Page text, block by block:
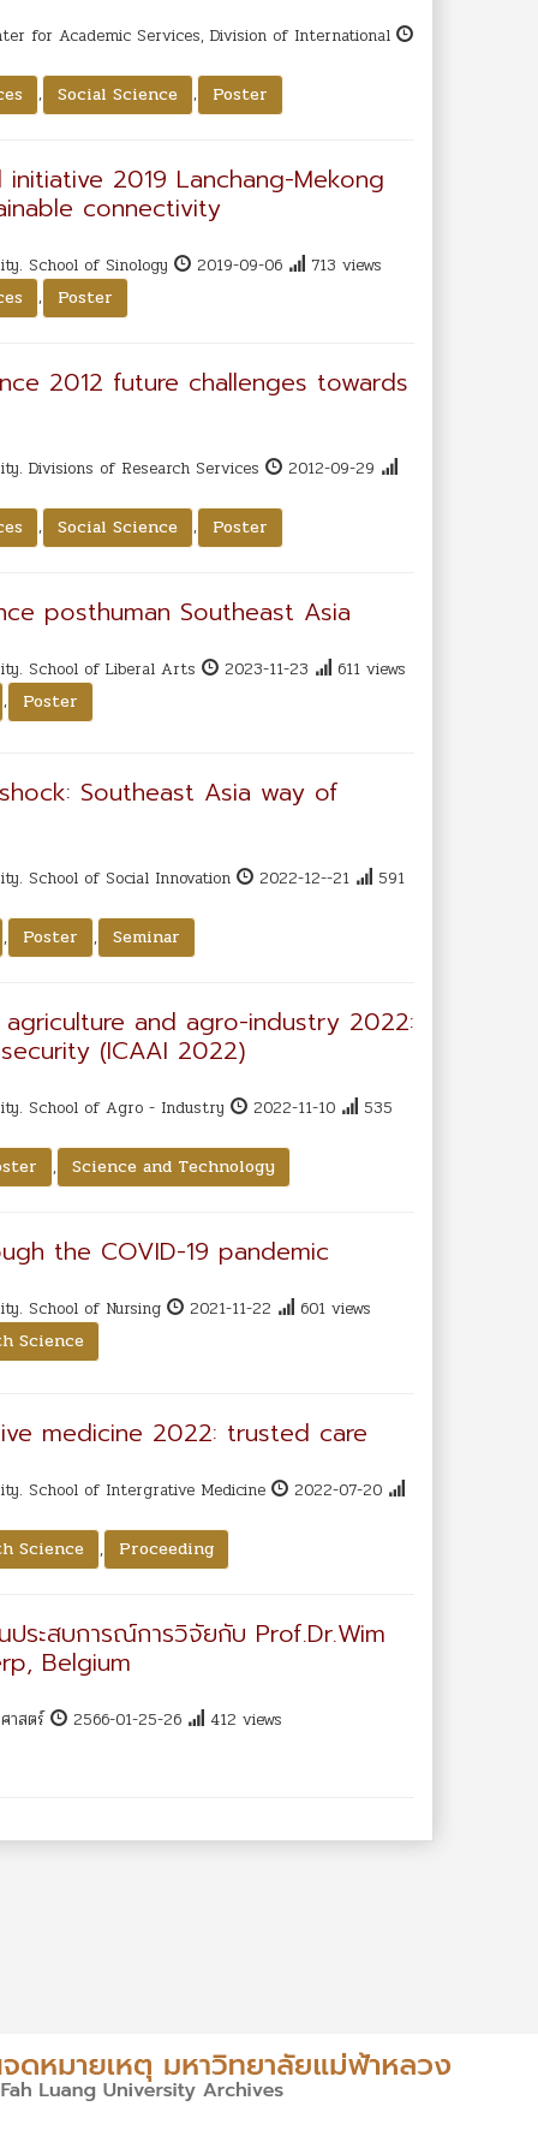
for Academic Services, Division of International
, Social Science , Poster
2019 Lanchang-Mekong
connectivity
School of Sinology 2019-09-06
713 views
, Poster
2012 future challenges towards
Divisions of Research Services 2012-09-29
, Social Science , Poster
posthuman Southeast Asia
School of Liberal Arts 2023-11-23
611 views
,
Poster
Southeast Asia way of
School of Social Innovation 2022-12--21 591
, Poster , Seminar
and agro-industry 2022:
(ICAAI 2022)
School of Agro - Industry 2022-11-10 535
, Science and Technology
the COVID-19 pandemic
School of Nursing 2021-11-22
601 views
Science
medicine 2022: trusted care
School of Intergrative Medicine 2022-07-20
Science , Proceeding
ประสบการณ์การวิจัยกับ Prof.Dr.Wim
Belgium
าสตร์ 2566-01-25-26 412 views